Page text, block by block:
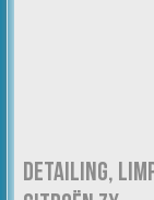
DETAILING,